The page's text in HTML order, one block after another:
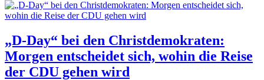
„D-Day“ bei den Christdemokraten:
Morgen entscheidet sich, wohin die Reise
der CDU gehen wird